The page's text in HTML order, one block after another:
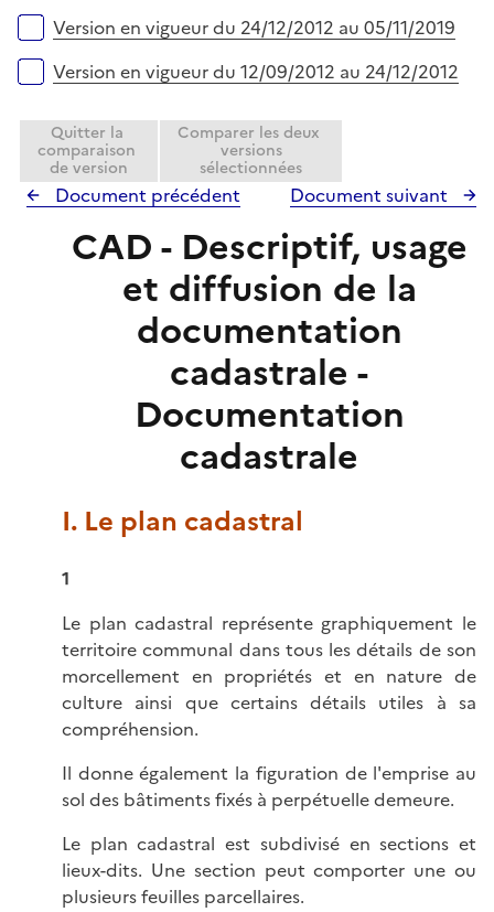
Version en vigueur du 24/12/2012 au 05/11/2019
Version en vigueur du 12/09/2012 au 24/12/2012
Quitter la
comparaison
de version
Comparer les deux
versions
sélectionnées
Document précédent Document suivant
CAD - Descriptif, usage
et diffusion de la
documentation
cadastrale -
Documentation
cadastrale
I. Le plan cadastral
1
Le plan cadastral représente graphiquement le
territoire communal dans tous les détails de son
morcellement en propriétés et en nature de
culture ainsi que certains détails utiles à sa
compréhension.
Il donne également la figuration de l'emprise au
sol des bâtiments fixés à perpétuelle demeure.
Le plan cadastral est subdivisé en sections et
lieux-dits. Une section peut comporter une ou
plusieurs feuilles parcellaires.